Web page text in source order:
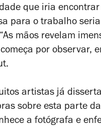
que iria
para o trabalho
mãos revelam
por observar,
artistas já
sobre esta parte
a fotógrafa e